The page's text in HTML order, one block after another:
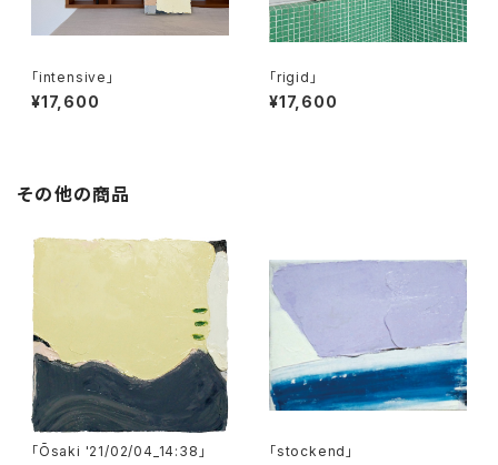
「intensive」
¥17,600
「rigid」
¥17,600
その他の商品
「Ōsaki '21/02/04_14:38」 「stockend」